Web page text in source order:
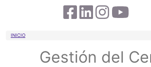
Sobrescribir enlaces de
INICIO
Gestión del